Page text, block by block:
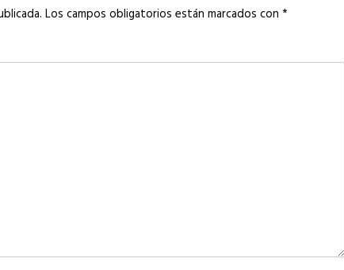
Los campos obligatorios están marcados con *